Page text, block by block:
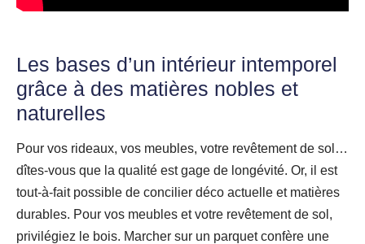
Les bases d’un intérieur intemporel
grâce à des matières nobles et
naturelles
Pour vos rideaux, vos meubles, votre revêtement de sol…
dîtes-vous que la qualité est gage de longévité. Or, il est
tout-à-fait possible de concilier déco actuelle et matières
durables. Pour vos meubles et votre revêtement de sol,
privilégiez le bois. Marcher sur un parquet confère une